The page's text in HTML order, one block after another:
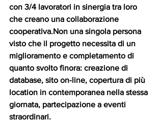
con 3/4 lavoratori in sinergia tra loro
che creano una collaborazione
cooperativa.Non una singola persona
visto che il progetto necessita di un
miglioramento e completamento di
quanto svolto finora: creazione di
database, sito on-line, copertura di più
location in contemporanea nella stessa
giornata, partecipazione a eventi
straordinari.